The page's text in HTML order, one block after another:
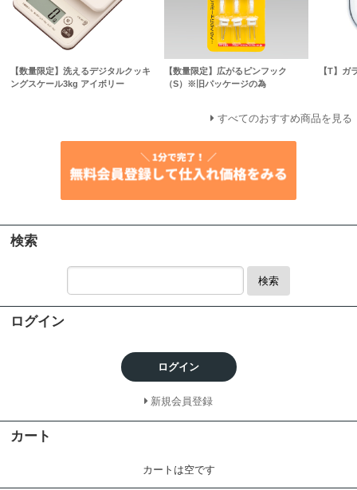
【数量限定】洗えるデジタルクッキ
ングスケール3kg アイボリー
【数量限定】広がるピンフック
（S）※旧パッケージの為
【T】ガ
すべてのおすすめ商品を見る
検索
検索
ログイン
ログイン
新規会員登録
カート
カートは空です